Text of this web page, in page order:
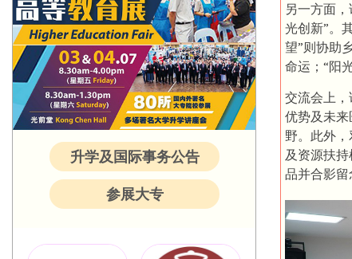
另一方面
光创新”。
望”则协助
命运；“阳
交流会上
优势及未
野。此外
及资源扶
品并合影留
升学及国际事务公告
参展大专